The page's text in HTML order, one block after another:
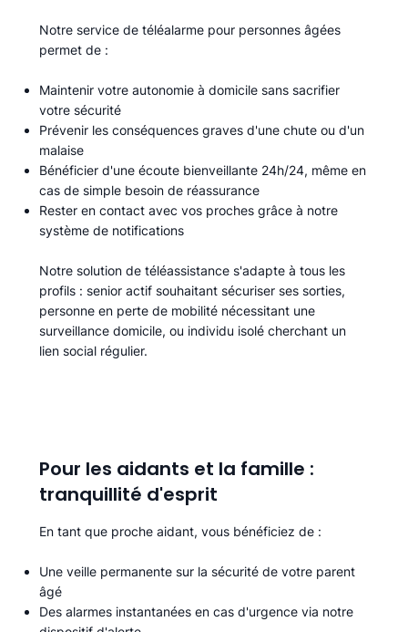
Notre service de téléalarme pour personnes âgées
permet de :​
Maintenir votre autonomie à domicile sans sacrifier
votre sécurité
Prévenir les conséquences graves d'une chute ou d'un
malaise
Bénéficier d'une écoute bienveillante 24h/24, même en
cas de simple besoin de réassurance
Rester en contact avec vos proches grâce à notre
système de notifications
Notre solution de téléassistance s'adapte à tous les
profils : senior actif souhaitant sécuriser ses sorties,
personne en perte de mobilité nécessitant une
surveillance domicile, ou individu isolé cherchant un
lien social régulier.
Pour les aidants et la famille :
tranquillité d'esprit
En tant que proche aidant, vous bénéficiez de :
Une veille permanente sur la sécurité de votre parent
âgé
Des alarmes instantanées en cas d'urgence via notre